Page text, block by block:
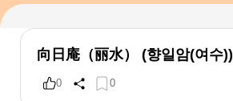
向日庵（丽水） (향일암(여수))
0 0